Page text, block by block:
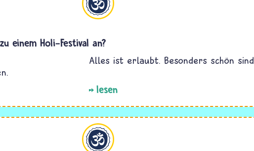
einem Holi-Festival an?
Alles ist erlaubt. Besonders schön sind
lesen